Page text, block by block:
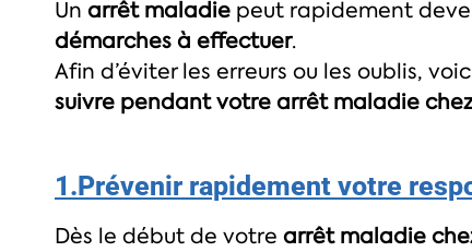
Un arrêt maladie peut rapidement
démarches à effectuer.
Afin d’éviter les erreurs ou les oublis,
suivre pendant votre arrêt maladie
1.Prévenir rapidement votre
Dès le début de votre arrêt maladie